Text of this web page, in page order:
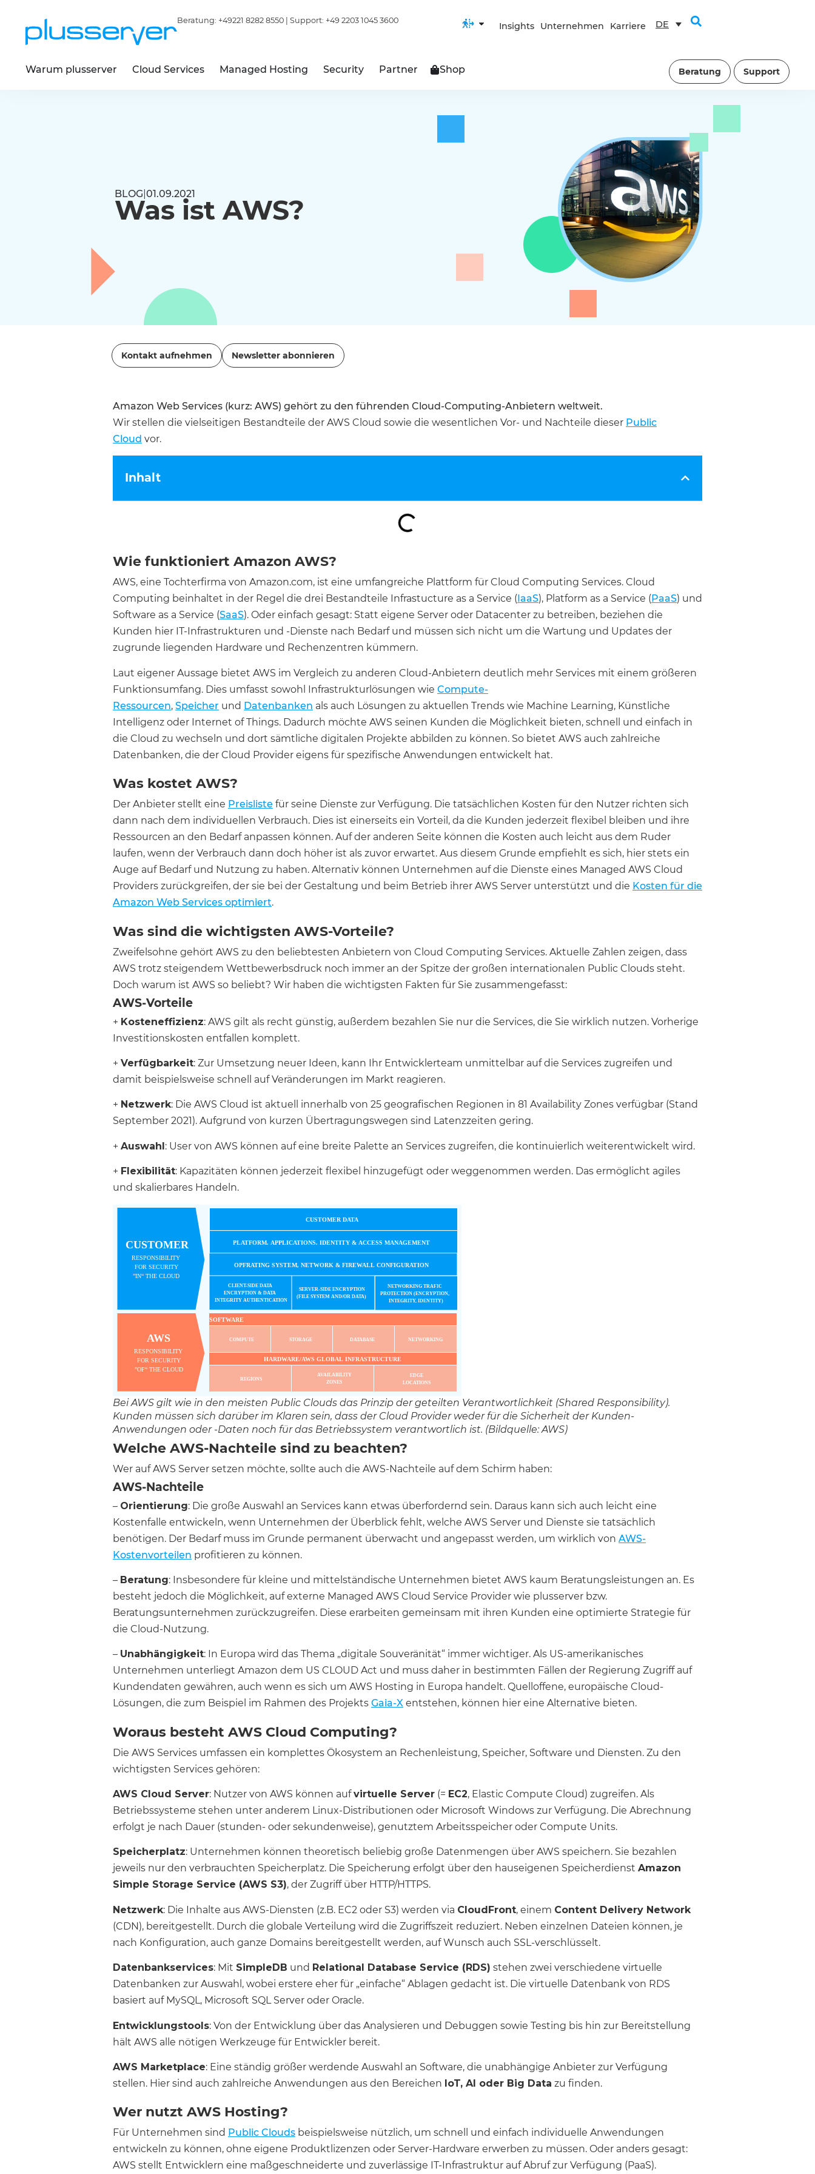
Beratung: +49221 8282 8550 | Support: +49 2203 1045 3600
Insights Unternehmen Karriere DE
Warum plusserver Cloud Services Managed Hosting Security Partner Shop Beratung Support
BLOG |01.09.2021
Was ist AWS?
Kontakt aufnehmen Newsletter abonnieren
Amazon Web Services (kurz: AWS) gehört zu den führenden Cloud-Computing-Anbietern weltweit.
Wir stellen die vielseitigen Bestandteile der AWS Cloud sowie die wesentlichen Vor- und Nachteile dieser Public
Cloud vor.
Inhalt
Wie funktioniert Amazon AWS?
AWS, eine Tochterfirma von Amazon.com, ist eine umfangreiche Plattform für Cloud Computing Services. Cloud
Computing beinhaltet in der Regel die drei Bestandteile Infrastucture as a Service ( IaaS), Platform as a Service ( PaaS) und
Software as a Service (SaaS). Oder einfach gesagt: Statt eigene Server oder Datacenter zu betreiben, beziehen die
Kunden hier IT-Infrastrukturen und -Dienste nach Bedarf und müssen sich nicht um die Wartung und Updates der
zugrunde liegenden Hardware und Rechenzentren kümmern.
Laut eigener Aussage bietet AWS im Vergleich zu anderen Cloud-Anbietern deutlich mehr Services mit einem größeren
Funktionsumfang. Dies umfasst sowohl Infrastrukturlösungen wie Compute-
Ressourcen, Speicher und Datenbanken als auch Lösungen zu aktuellen Trends wie Machine Learning, Künstliche
Intelligenz oder Internet of Things. Dadurch möchte AWS seinen Kunden die Möglichkeit bieten, schnell und einfach in
die Cloud zu wechseln und dort sämtliche digitalen Projekte abbilden zu können. So bietet AWS auch zahlreiche
Datenbanken, die der Cloud Provider eigens für spezifische Anwendungen entwickelt hat.
Was kostet AWS?
Der Anbieter stellt eine Preisliste für seine Dienste zur Verfügung. Die tatsächlichen Kosten für den Nutzer richten sich
dann nach dem individuellen Verbrauch. Dies ist einerseits ein Vorteil, da die Kunden jederzeit flexibel bleiben und ihre
Ressourcen an den Bedarf anpassen können. Auf der anderen Seite können die Kosten auch leicht aus dem Ruder
laufen, wenn der Verbrauch dann doch höher ist als zuvor erwartet. Aus diesem Grunde empfiehlt es sich, hier stets ein
Auge auf Bedarf und Nutzung zu haben. Alternativ können Unternehmen auf die Dienste eines Managed AWS Cloud
Providers zurückgreifen, der sie bei der Gestaltung und beim Betrieb ihrer AWS Server unterstützt und die Kosten für die
Amazon Web Services optimiert.
Was sind die wichtigsten AWS-Vorteile?
Zweifelsohne gehört AWS zu den beliebtesten Anbietern von Cloud Computing Services. Aktuelle Zahlen zeigen, dass
AWS trotz steigendem Wettbewerbsdruck noch immer an der Spitze der großen internationalen Public Clouds steht.
Doch warum ist AWS so beliebt? Wir haben die wichtigsten Fakten für Sie zusammengefasst:
AWS-Vorteile
+ Kosteneffizienz: AWS gilt als recht günstig, außerdem bezahlen Sie nur die Services, die Sie wirklich nutzen. Vorherige
Investitionskosten entfallen komplett.
+ Verfügbarkeit: Zur Umsetzung neuer Ideen, kann Ihr Entwicklerteam unmittelbar auf die Services zugreifen und
damit beispielsweise schnell auf Veränderungen im Markt reagieren.
+ Netzwerk: Die AWS Cloud ist aktuell innerhalb von 25 geografischen Regionen in 81 Availability Zones verfügbar (Stand
September 2021). Aufgrund von kurzen Übertragungswegen sind Latenzzeiten gering.
+ Auswahl: User von AWS können auf eine breite Palette an Services zugreifen, die kontinuierlich weiterentwickelt wird.
+ Flexibilität: Kapazitäten können jederzeit flexibel hinzugefügt oder weggenommen werden. Das ermöglicht agiles
und skalierbares Handeln.
Bei AWS gilt wie in den meisten Public Clouds das Prinzip der geteilten Verantwortlichkeit (Shared Responsibility).
Kunden müssen sich darüber im Klaren sein, dass der Cloud Provider weder für die Sicherheit der Kunden-
Anwendungen oder -Daten noch für das Betriebssystem verantwortlich ist. (Bildquelle: AWS)
Welche AWS-Nachteile sind zu beachten?
Wer auf AWS Server setzen möchte, sollte auch die AWS-Nachteile auf dem Schirm haben:
AWS-Nachteile
– Orientierung: Die große Auswahl an Services kann etwas überfordernd sein. Daraus kann sich auch leicht eine
Kostenfalle entwickeln, wenn Unternehmen der Überblick fehlt, welche AWS Server und Dienste sie tatsächlich
benötigen. Der Bedarf muss im Grunde permanent überwacht und angepasst werden, um wirklich von AWS-
Kostenvorteilen profitieren zu können.
– Beratung: Insbesondere für kleine und mittelständische Unternehmen bietet AWS kaum Beratungsleistungen an. Es
besteht jedoch die Möglichkeit, auf externe Managed AWS Cloud Service Provider wie plusserver bzw.
Beratungsunternehmen zurückzugreifen. Diese erarbeiten gemeinsam mit ihren Kunden eine optimierte Strategie für
die Cloud-Nutzung.
– Unabhängigkeit: In Europa wird das Thema „digitale Souveränität“ immer wichtiger. Als US-amerikanisches
Unternehmen unterliegt Amazon dem US CLOUD Act und muss daher in bestimmten Fällen der Regierung Zugriff auf
Kundendaten gewähren, auch wenn es sich um AWS Hosting in Europa handelt. Quelloffene, europäische Cloud-
Lösungen, die zum Beispiel im Rahmen des Projekts Gaia-X entstehen, können hier eine Alternative bieten.
Woraus besteht AWS Cloud Computing?
Die AWS Services umfassen ein komplettes Ökosystem an Rechenleistung, Speicher, Software und Diensten. Zu den
wichtigsten Services gehören:
AWS Cloud Server: Nutzer von AWS können aufvirtuelle Server (= EC2, Elastic Compute Cloud) zugreifen. Als
Betriebssysteme stehen unter anderem Linux-Distributionen oder Microsoft Windows zur Verfügung. Die Abrechnung
erfolgt je nach Dauer (stunden- oder sekundenweise), genutztem Arbeitsspeicher oder Compute Units.
Speicherplatz: Unternehmen können theoretisch beliebig große Datenmengen über AWS speichern. Sie bezahlen
jeweils nur den verbrauchten Speicherplatz. Die Speicherung erfolgt über den hauseigenen Speicherdienst Amazon
Simple Storage Service (AWS S3), der Zugriff über HTTP/HTTPS.
Netzwerk: Die Inhalte aus AWS-Diensten (z.B. EC2 oder S3) werden via CloudFront, einem Content Delivery Network
(CDN), bereitgestellt. Durch die globale Verteilung wird die Zugriffszeit reduziert. Neben einzelnen Dateien können, je
nach Konfiguration, auch ganze Domains bereitgestellt werden, auf Wunsch auch SSL-verschlüsselt.
Datenbankservices: Mit SimpleDB und Relational Database Service (RDS) stehen zwei verschiedene virtuelle
Datenbanken zur Auswahl, wobei erstere eher für „einfache“ Ablagen gedacht ist. Die virtuelle Datenbank von RDS
basiert auf MySQL, Microsoft SQL Server oder Oracle.
Entwicklungstools: Von der Entwicklung über das Analysieren und Debuggen sowie Testing bis hin zur Bereitstellung
hält AWS alle nötigen Werkzeuge für Entwickler bereit.
AWS Marketplace: Eine ständig größer werdende Auswahl an Software, die unabhängige Anbieter zur Verfügung
stellen. Hier sind auch zahlreiche Anwendungen aus den Bereichen IoT, AI oder Big Data zu finden.
Wer nutzt AWS Hosting?
Für Unternehmen sind Public Clouds beispielsweise nützlich, um schnell und einfach individuelle Anwendungen
entwickeln zu können, ohne eigene Produktlizenzen oder Server-Hardware erwerben zu müssen. Oder anders gesagt:
AWS stellt Entwicklern eine maßgeschneiderte und zuverlässige IT-Infrastruktur auf Abruf zur Verfügung (PaaS).